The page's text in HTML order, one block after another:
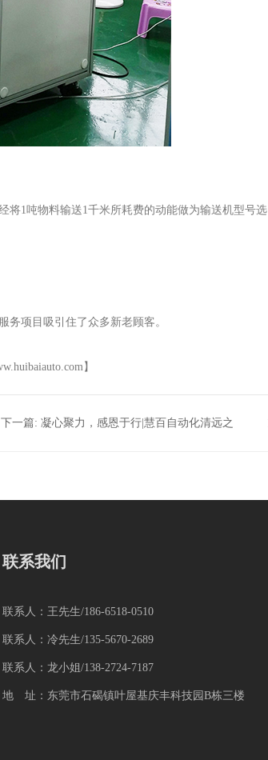
1吨物料输送1千米所耗费的动能做为输送机型号选
项目吸引住了众多新老顾客。
】
下一篇:凝心聚力，感恩于行|慧百自动化清远之
联系我们
联系人：王先生/186-6518-0510
联系人：冷先生/135-5670-2689
联系人：龙小姐/138-2724-7187
地 址：东莞市石碣镇叶屋基庆丰科技园B栋三楼